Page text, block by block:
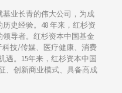
业长青的伟大公司，为成
史经验。48 年来，红杉资
导者。红杉资本中国基金
技/传媒、医疗健康、消费
遇。15年来，红杉资本中国
、创新商业模式、具备高成